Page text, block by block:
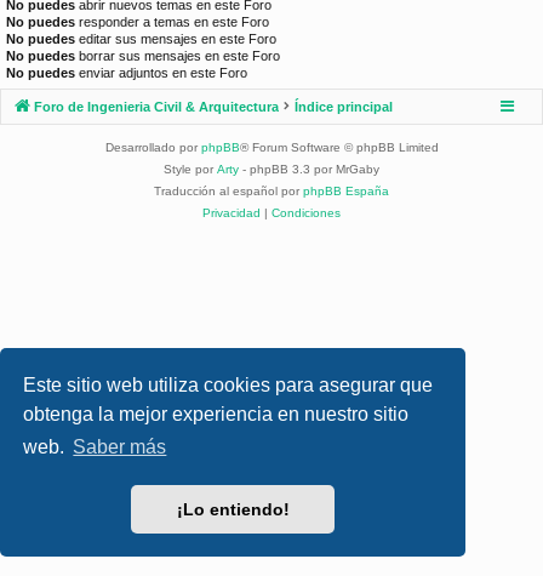
Este sitio web utiliza cookies para asegurar que
obtenga la mejor experiencia en nuestro sitio
web. Saber más
¡Lo entiendo!
No puedes abrir nuevos temas en este Foro
No puedes responder a temas en este Foro
No puedes editar sus mensajes en este Foro
No puedes borrar sus mensajes en este Foro
No puedes enviar adjuntos en este Foro
Foro de Ingenieria Civil & Arquitectura Índice principal
Desarrollado por phpBB® Forum Software © phpBB Limited
Style por Arty - phpBB 3.3 por MrGaby
Traducción al español por phpBB España
Privacidad | Condiciones